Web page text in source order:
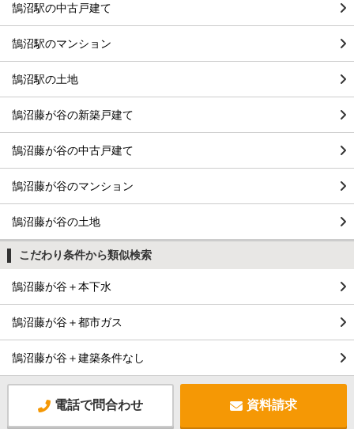
鵠沼駅の中古戸建て
鵠沼駅のマンション
鵠沼駅の土地
鵠沼藤が谷の新築戸建て
鵠沼藤が谷の中古戸建て
鵠沼藤が谷のマンション
鵠沼藤が谷の土地
こだわり条件から類似検索
鵠沼藤が谷＋本下水
鵠沼藤が谷＋都市ガス
鵠沼藤が谷＋建築条件なし
電話で問合わせ 資料請求